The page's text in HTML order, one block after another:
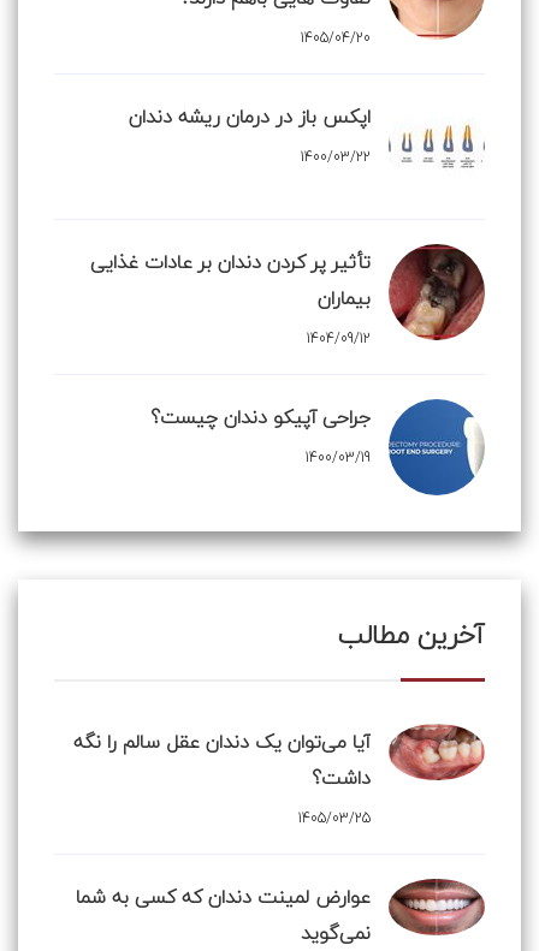
1405/04/20
اپکس باز در درمان ریشه دندان
1400/03/22
تأثیر پر کردن دندان بر عادات غذایی
بیماران
1404/09/12
جراحی آپیکو دندان چیست؟
1400/03/19
آخرین مطالب
آیا می‌توان یک دندان عقل سالم را نگه
داشت؟
1405/03/25
عوارض لمینت دندان که کسی به شما
نمی‌گوید